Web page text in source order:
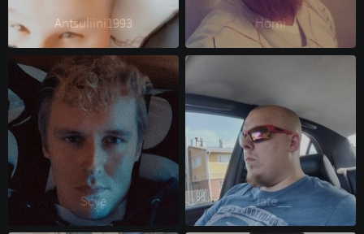
Antsuliini1993 Hörni
Scye _late__